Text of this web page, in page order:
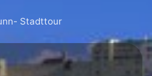
Stadttour